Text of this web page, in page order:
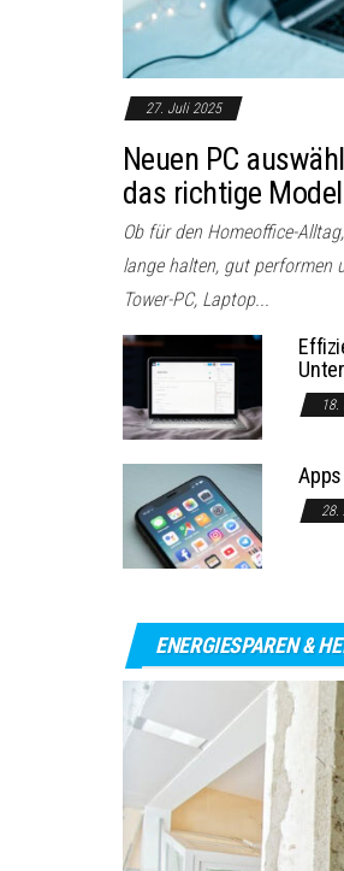
27. Juli 2025
Neuen PC
das richtige
Ob für den Homeoffice-
lange halten, gut performen
Tower-PC, Laptop...
28.
ENERGIESPAREN &